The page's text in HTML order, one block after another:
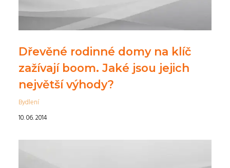
Dřevěné rodinné domy na klíč
zažívají boom. Jaké jsou jejich
největší výhody?
Bydlení
10. 06. 2014